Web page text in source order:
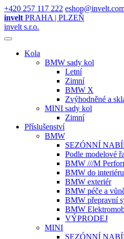
+420 257 117 222
invelt PRAHA | PLZEŇ
invelt s.r.o.
Kola
BMW sady kol
Letní
Zimní
BMW X
Zvýhodněné a
MINI sady kol
Zimní
Příslušenství
BMW
SEZÓNNÍ
Podle modelové
BMW ///M
BMW do interiéru
BMW exteriér
BMW péče a
BMW přepravní
BMW
VÝPRODEJ
MINI
SEZÓNNÍ